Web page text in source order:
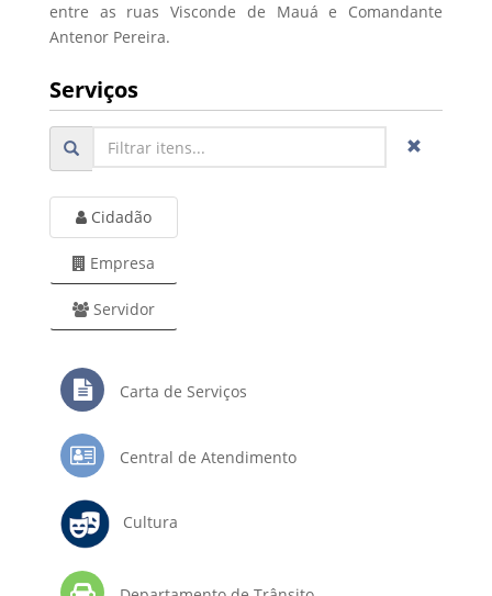
entre as ruas Visconde de Mauá e Comandante
Antenor Pereira.
Serviços
Cidadão
Empresa
Servidor
Carta de Serviços
Central de Atendimento
Cultura